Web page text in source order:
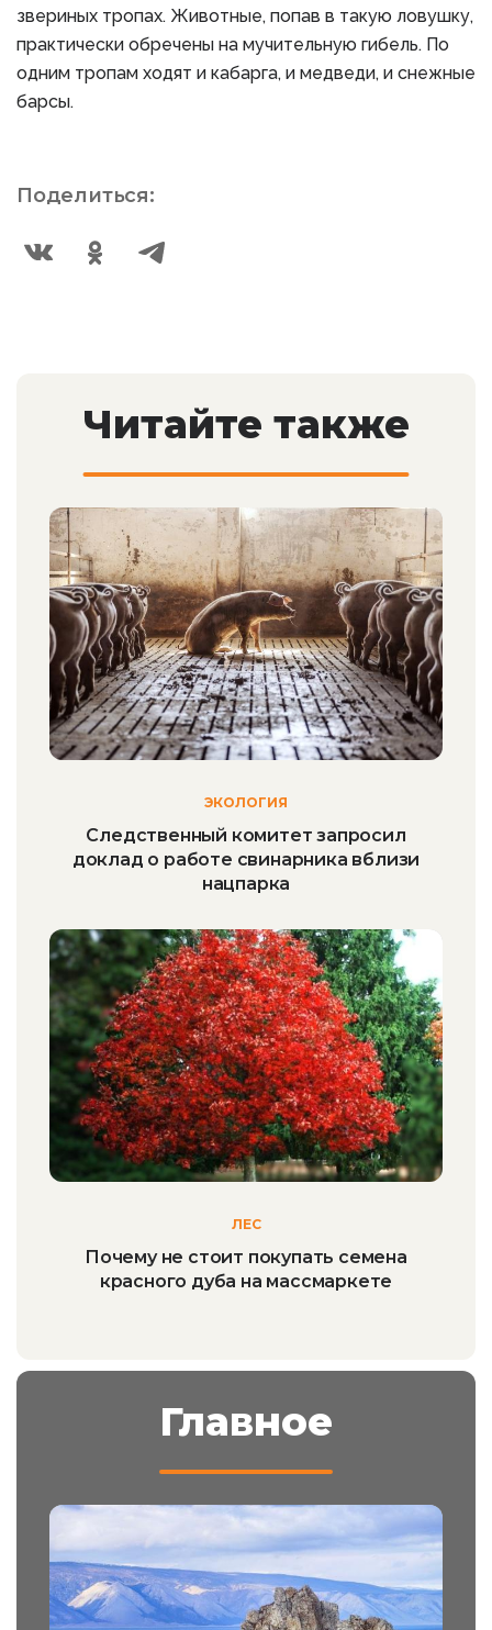
звериных тропах. Животные, попав в такую ловушку,
практически обречены на мучительную гибель. По
одним тропам ходят и кабарга, и медведи, и снежные
барсы.
Поделиться:
Читайте также
ЭКОЛОГИЯ
Следственный комитет запросил
доклад о работе свинарника вблизи
нацпарка
ЛЕС
Почему не стоит покупать семена
красного дуба на массмаркете
Главное